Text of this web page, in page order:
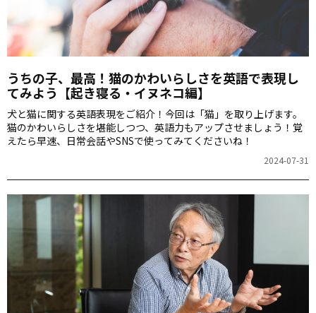
うちの子、最高！猫のかわいらしさを英語で表現し
てみよう【起き寝る・イヌネコ編】
犬と猫に関する英語表現をご紹介！今回は「猫」を取り上げます。
猫のかわいらしさを堪能しつつ、英語力もアップさせましょう！覚
えたら早速、日常会話やSNSで使ってみてくださいね！
2024-07-31